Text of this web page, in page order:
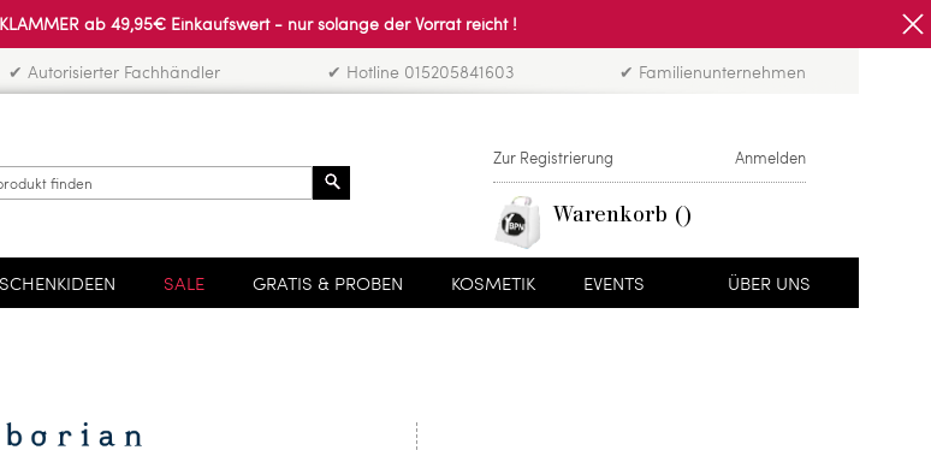
ab 49,95€ Einkaufswert - nur solange der Vorrat reicht !
✔ Autorisierter Fachhändler ✔ Hotline 015205841603 ✔ Familienunternehmen
Zur Registrierung Anmelden
Warenkorb
SALE GRATIS & PROBEN KOSMETIK EVENTS ÜBER UNS